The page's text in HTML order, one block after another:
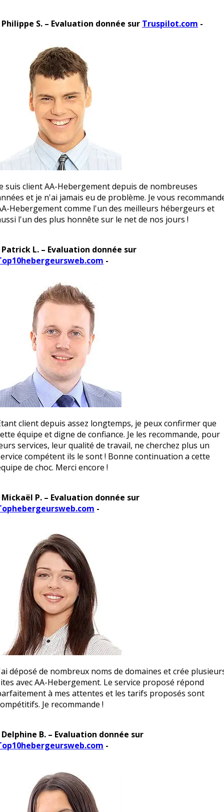
S. – Evaluation donnée sur Truspilot.com -
suis client AA-Hebergement depuis de nombreuses
et je n'ai jamais eu de problème. Je vous
Hebergement comme l'un des meilleurs hébergeurs et
l'un des plus honnête sur le net de nos jours !
Patrick L. – Evaluation donnée sur
-
client depuis assez longtemps, je peux confirmer que
équipe et digne de confiance. Je les recommande, pour
services, leur qualité de travail, ne cherchez plus un
compétent ils le sont ! Bonne continuation a cette
de choc. Merci encore !
Mickaël P. – Evaluation donnée sur
-
déposé de nombreux noms de domaines et crée
avec AA-Hebergement. Le service proposé répond
à mes attentes et les tarifs proposés sont
Je recommande !
B. – Evaluation donnée sur
-